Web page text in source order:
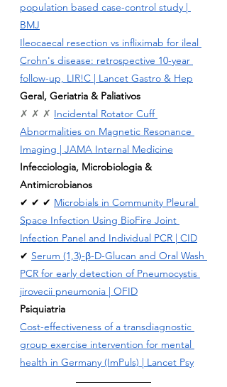
population based case-control study |
BMJ
Ileocaecal resection vs infliximab for ileal
Crohn's disease: retrospective 10-year
follow-up, LIR!C | Lancet Gastro & Hep
Geral, Geriatria & Paliativos
✗ ✗ ✗ Incidental Rotator Cuff
Abnormalities on Magnetic Resonance
Imaging | JAMA Internal Medicine
Infecciologia, Microbiologia &
Antimicrobianos
✔ ✔ ✔ Microbials in Community Pleural
Space Infection Using BioFire Joint
Infection Panel and Individual PCR | CID
✔ Serum (1,3)-β-D-Glucan and Oral Wash
PCR for early detection of Pneumocystis
jirovecii pneumonia | OFID
Psiquiatria
Cost-effectiveness of a transdiagnostic
group exercise intervention for mental
health in Germany (ImPuls) | Lancet Psy